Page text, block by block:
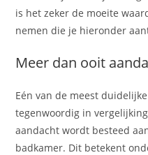
is het zeker de moeite
nemen die je hieronder
Meer dan ooit
Eén van de meest
tegenwoordig in
aandacht wordt besteed
badkamer. Dit betekent